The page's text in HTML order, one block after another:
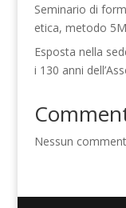
Seminario di
etica, metodo
Esposta nella
i 130 anni
Nessun